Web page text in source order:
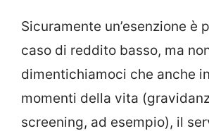
Sicuramente un’esenzione è
caso di reddito basso, ma
dimentichiamoci che anche
momenti della vita
screening, ad esempio), il